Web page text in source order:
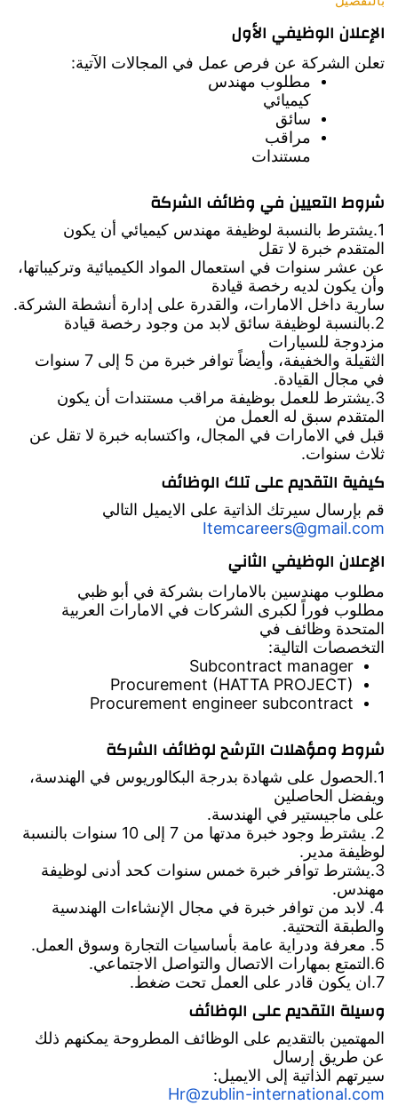
الإعلان الوظيفي الأول
تعلن الشركة عن فرص عمل في المجالات الآتية:
مطلوب مهندس
كيميائي
سائق
مراقب
مستندات
شروط التعيين في وظائف الشركة
1.يشترط بالنسبة لوظيفة مهندس كيميائي أن يكون
المتقدم خبرة لا تقل
عن عشر سنوات في استعمال المواد الكيميائية وتركيباتها،
وأن يكون لديه رخصة قيادة
سارية داخل الامارات، والقدرة على إدارة أنشطة الشركة.
2.بالنسبة لوظيفة سائق لابد من وجود رخصة قيادة
مزدوجة للسيارات
الثقيلة والخفيفة، وأيضاً توافر خبرة من 5 إلى 7 سنوات
في مجال القيادة.
3.يشترط للعمل بوظيفة مراقب مستندات أن يكون
المتقدم سبق له العمل من
قبل في الامارات في المجال، واكتسابه خبرة لا تقل عن
ثلاث سنوات.
كيفية التقديم على تلك الوظائف
قم بإرسال سيرتك الذاتية على الايميل التالي
Itemcareers@gmail.com
الإعلان الوظيفي الثاني
مطلوب مهندسين بالامارات بشركة في أبو ظبي
مطلوب فوراً لكبرى الشركات في الامارات العربية
المتحدة وظائف في
التخصصات التالية:
Subcontract manager
Procurement (HATTA PROJECT)
Procurement engineer subcontract
شروط ومؤهلات الترشح لوظائف الشركة
1.الحصول على شهادة بدرجة البكالوريوس في الهندسة،
ويفضل الحاصلين
على ماجيستير في الهندسة.
2. يشترط وجود خبرة مدتها من 7 إلى 10 سنوات بالنسبة
لوظيفة مدير.
3.يشترط توافر خبرة خمس سنوات كحد أدنى لوظيفة
مهندس.
4. لابد من توافر خبرة في مجال الإنشاءات الهندسية
والطبقة التحتية.
5. معرفة ودراية عامة بأساسيات التجارة وسوق العمل.
6.التمتع بمهارات الاتصال والتواصل الاجتماعي.
7.ان يكون قادر على العمل تحت ضغط.
وسيلة التقديم على الوظائف
المهتمين بالتقديم على الوظائف المطروحة يمكنهم ذلك
عن طريق إرسال
سيرتهم الذاتية إلى الايميل:
Hr@zublin-international.com